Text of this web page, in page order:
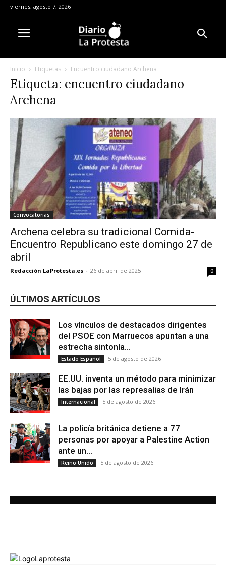
viernes, agosto 7, 2026
Inicio Etiquetas Encuentro ciudadano Archena
Etiqueta: encuentro ciudadano
Archena
Convocatorias
Archena celebra su tradicional Comida-
Encuentro Republicano este domingo 27 de
abril
Redacción LaProtesta.es - 26 de abril de 2025 0
ÚLTIMOS ARTÍCULOS
Los vínculos de destacados dirigentes
del PSOE con Marruecos apuntan a una
estrecha sintonía...
Estado Español 5 de agosto de 2026
EE.UU. inventa un método para minimizar
las bajas por las represalias de Irán
Internacional 5 de agosto de 2026
La policía británica detiene a 77
personas por apoyar a Palestine Action
ante un...
Reino Unido 5 de agosto de 2026